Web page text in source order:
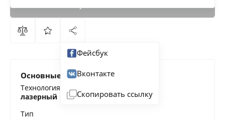
Фейсбук
Вконтакте
Скопировать ссылку
Основные характеристики
Технология печати
лазерный
Тип